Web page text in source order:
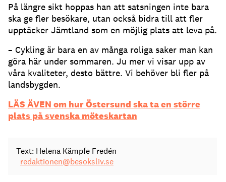
På längre sikt hoppas han att satsningen inte bara
ska ge fler besökare, utan också bidra till att fler
upptäcker Jämtland som en möjlig plats att leva på.
– Cykling är bara en av många roliga saker man kan
göra här under sommaren. Ju mer vi visar upp av
våra kvaliteter, desto bättre. Vi behöver bli fler på
landsbygden.
LÄS ÄVEN om hur Östersund ska ta en större
plats på svenska möteskartan
Text: Helena Kämpfe Fredén
redaktionen@besoksliv.se